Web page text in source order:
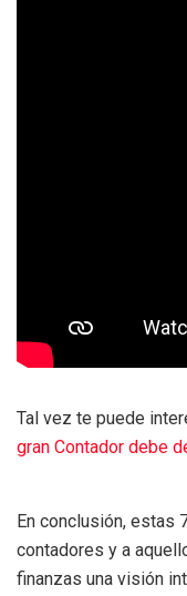
Tal vez te puede
gran Contador debe
En conclusión,
contadores y a
finanzas una visión